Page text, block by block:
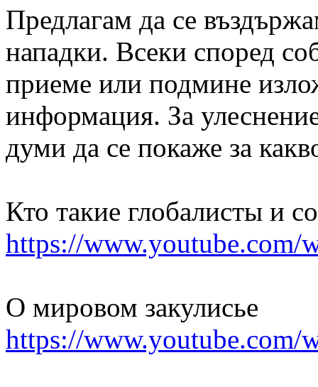
Предлагам да се
нападки. Всеки според
приеме или подмине
информация. За
думи да се покаже за
Кто такие глобалисты и
https://www.youtube.com/
О мировом закулисье
https://www.youtube.com/